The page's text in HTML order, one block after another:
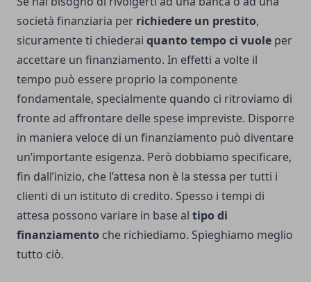
società finanziaria per richiedere un prestito,
sicuramente ti chiederai quanto tempo ci vuole per
accettare un finanziamento. In effetti a volte il
tempo può essere proprio la componente
fondamentale, specialmente quando ci ritroviamo di
fronte ad affrontare delle spese impreviste. Disporre
in maniera veloce di un finanziamento può diventare
un’importante esigenza. Però dobbiamo specificare,
fin dall’inizio, che l’attesa non è la stessa per tutti i
clienti di un istituto di credito. Spesso i tempi di
attesa possono variare in base al tipo di
finanziamento che richiediamo. Spieghiamo meglio
tutto ciò.